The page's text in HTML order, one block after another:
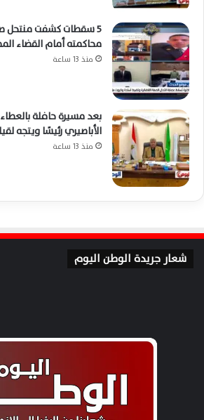
5 سقطات كشفت منتحل
محاكمته أمام القضاء
منذ 13 ساعة
بعد مسيرة حافلة
الأباصيري رئيسًا ويتجه
منذ 13 ساعة
شعار جريدة الوطن اليوم